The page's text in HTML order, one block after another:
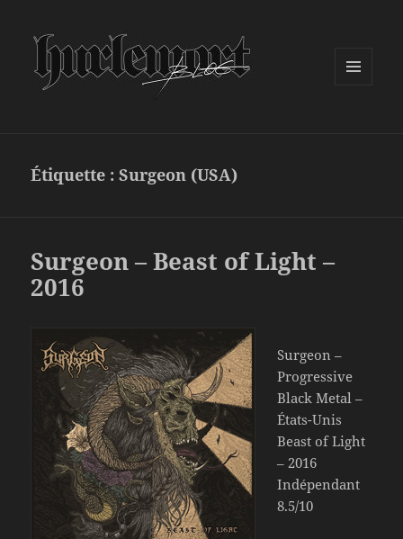
Étiquette :Surgeon (USA)
Surgeon – Beast of Light –
2016
Surgeon –
Progressive
Black Metal –
États-Unis
Beast of Light
– 2016
Indépendant
8.5/10